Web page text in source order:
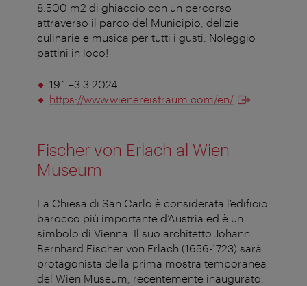
8.500 m2 di ghiaccio con un percorso
attraverso il parco del Municipio, delizie
culinarie e musica per tutti i gusti. Noleggio
pattini in loco!
19.1.–3.3.2024
https://www.wienereistraum.com/en/
Fischer von Erlach al Wien
Museum
La Chiesa di San Carlo è considerata l’edificio
barocco più importante d’Austria ed è un
simbolo di Vienna. Il suo architetto Johann
Bernhard Fischer von Erlach (1656-1723) sarà
protagonista della prima mostra temporanea
del Wien Museum, recentemente inaugurato.